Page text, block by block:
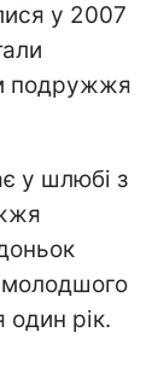
у 2007
подружжя
у шлюбі з
рік.